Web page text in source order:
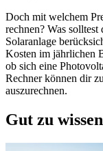
Doch mit welchem
rechnen? Was
Solaranlage
Kosten im jährlichen
ob sich eine
Rechner können dir
auszurechnen.
Gut zu